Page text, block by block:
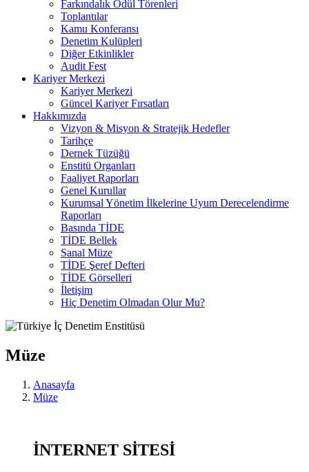
Farkındalık Ödül Törenleri
Toplantılar
Kamu Konferansı
Denetim Kulüpleri
Diğer Etkinlikler
Audit Fest
Kariyer Merkezi
Kariyer Merkezi
Güncel Kariyer Fırsatları
Hakkımızda
Vizyon & Misyon & Stratejik Hedefler
Tarihçe
Dernek Tüzüğü
Enstitü Organları
Faaliyet Raporları
Genel Kurullar
Kurumsal Yönetim İlkelerine Uyum Derecelendirme
Raporları
Basında TİDE
TİDE Bellek
Sanal Müze
TİDE Şeref Defteri
TİDE Görselleri
İletişim
Hiç Denetim Olmadan Olur Mu?
Müze
Anasayfa
Müze
İNTERNET SİTESİ